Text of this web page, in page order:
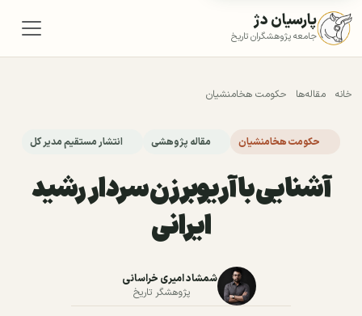
پارسیان دژ
جامعه پژوهشگران تاریخ
خانه مقاله‌ها حکومت هخامنشیان
حکومت هخامنشیان مقاله پژوهشی انتشار مستقیم مدیر کل
آشنایی با آریوبرزن سردار رشید
ایرانی
شمشاد امیری خراسانی
پژوهشگر تاریخ